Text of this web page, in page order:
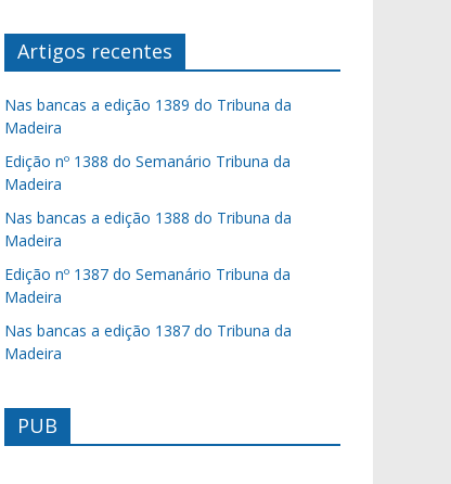
Artigos recentes
Nas bancas a edição 1389 do Tribuna da
Madeira
Edição nº 1388 do Semanário Tribuna da
Madeira
Nas bancas a edição 1388 do Tribuna da
Madeira
Edição nº 1387 do Semanário Tribuna da
Madeira
Nas bancas a edição 1387 do Tribuna da
Madeira
PUB